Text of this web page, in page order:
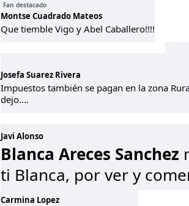
Fan destacado
Montse Cuadrado Mateos
Que tiemble Vigo y Abel Caballero!!!!
Josefa Suarez Rivera
Impuestos también se pagan en la zona
dejo....
Javi Alonso
Blanca Areces Sanchez
ti Blanca, por ver y
Carmina Lopez